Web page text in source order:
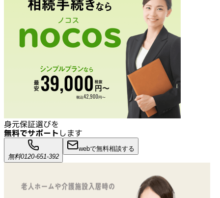
身元保証選びを
無料でサポート します
無料0120-651-392
webで無料相談する